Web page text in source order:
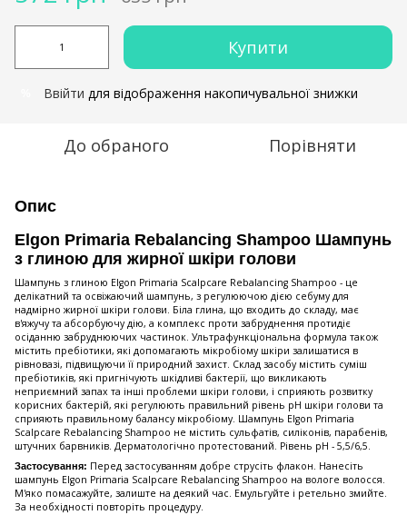
Купити
Ввійти для відображення накопичувальної знижки
До обраного Порівняти
Опис
Elgon Primaria Rebalancing Shampoo Шампунь
з глиною для жирної шкіри голови
Шампунь з глиною Elgon Primaria Scalpcare Rebalancing Shampoo - це
делікатний та освіжаючий шампунь, з регулюючою дією себуму для
надмірно жирної шкіри голови. Біла глина, що входить до складу, має
в'яжучу та абсорбуючу дію, а комплекс проти забруднення протидіє
осіданню забруднюючих частинок. Ультрафункціональна формула також
містить пребіотики, які допомагають мікробіому шкіри залишатися в
рівновазі, підвищуючи її природний захист. Склад засобу містить суміш
пребіотиків, які пригнічують шкідливі бактерії, що викликають
неприємний запах та інші проблеми шкіри голови, і сприяють розвитку
корисних бактерій, які регулюють правильний рівень рН шкіри голови та
сприяють правильному балансу мікробіому. Шампунь Elgon Primaria
Scalpcare Rebalancing Shampoo не містить сульфатів, силіконів, парабенів,
штучних барвників. Дерматологічно протестований. Рівень pH - 5,5/6,5.
Застосування: Перед застосуванням добре струсіть флакон. Нанесіть
шампунь Elgon Primaria Scalpcare Rebalancing Shampoo на вологе волосся.
М'яко помасажуйте, залиште на деякий час. Емульгуйте і ретельно змийте.
За необхідності повторіть процедуру.